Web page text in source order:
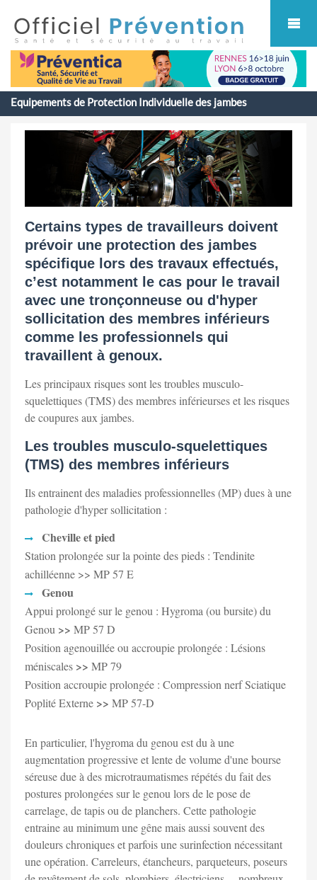
Equipements de Protection Individuelle des jambes
Certains types de travailleurs doivent
prévoir une protection des jambes
spécifique lors des travaux effectués,
c’est notamment le cas pour le travail
avec une tronçonneuse ou d'hyper
sollicitation des membres inférieurs
comme les professionnels qui
travaillent à genoux.
Les principaux risques sont les troubles musculo-
squelettiques (TMS) des membres inférieurses et les risques
de coupures aux jambes.
Les troubles musculo-squelettiques
(TMS) des membres inférieurs
Ils entrainent des maladies professionnelles (MP) dues à une
pathologie d'hyper sollicitation :
Cheville et pied
Station prolongée sur la pointe des pieds : Tendinite
achilléenne >> MP 57 E
Genou
Appui prolongé sur le genou : Hygroma (ou bursite) du
Genou >> MP 57 D
Position agenouillée ou accroupie prolongée : Lésions
méniscales >> MP 79
Position accroupie prolongée : Compression nerf Sciatique
Poplité Externe >> MP 57-D
En particulier, l'hygroma du genou est du à une
augmentation progressive et lente de volume d'une bourse
séreuse due à des microtraumatismes répétés du fait des
postures prolongées sur le genou lors de le pose de
carrelage, de tapis ou de planchers. Cette pathologie
entraine au minimum une gêne mais aussi souvent des
douleurs chroniques et parfois une surinfection nécessitant
une opération. Carreleurs, étancheurs, parqueteurs, poseurs